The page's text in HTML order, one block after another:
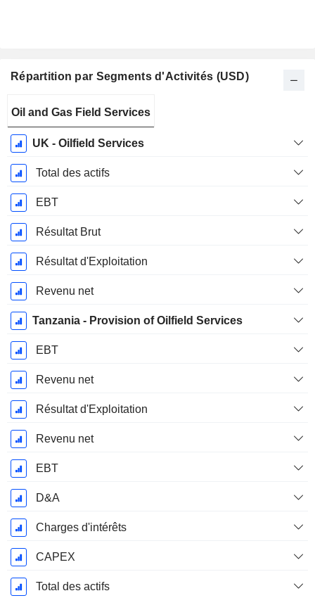
Répartition par Segments d'Activités (USD)
Fiscale:
Décembre
Oil and Gas Field Services
UK - Oilfield Services
Total des actifs
EBT
Résultat Brut
Résultat d'Exploitation
Revenu net
Tanzania - Provision of Oilfield Services
EBT
Revenu net
Résultat d'Exploitation
Revenu net
EBT
D&A
Charges d'intérêts
CAPEX
Total des actifs